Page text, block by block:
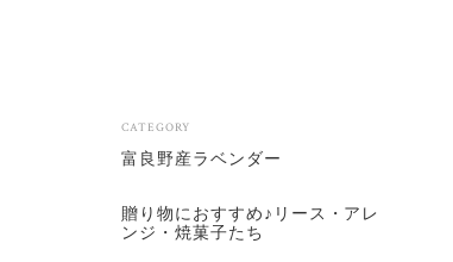
CATEGORY
富良野産ラベンダー
贈り物におすすめ♪リース・アレ
ンジ・焼菓子たち